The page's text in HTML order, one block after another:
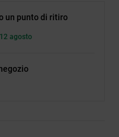
un punto di ritiro
12 agosto